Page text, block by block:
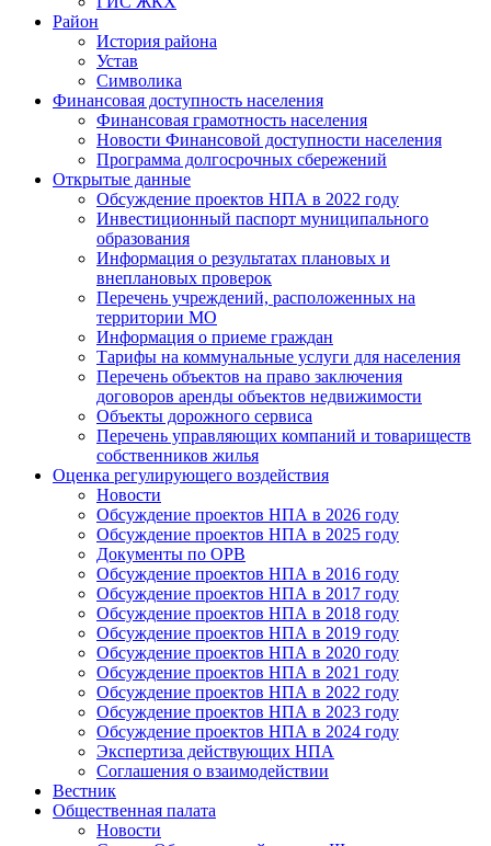
Район
История района
Устав
Символика
Финансовая доступность населения
Финансовая грамотность населения
Новости Финансовой доступности населения
Программа долгосрочных сбережений
Открытые данные
Обсуждение проектов НПА в 2022 году
Инвестиционный паспорт муниципального
образования
Информация о результатах плановых и
внеплановых проверок
Перечень учреждений, расположенных на
территории МО
Информация о приеме граждан
Тарифы на коммунальные услуги для населения
Перечень объектов на право заключения
договоров аренды объектов недвижимости
Объекты дорожного сервиса
Перечень управляющих компаний и товариществ
собственников жилья
Оценка регулирующего воздействия
Новости
Обсуждение проектов НПА в 2026 году
Обсуждение проектов НПА в 2025 году
Документы по ОРВ
Обсуждение проектов НПА в 2016 году
Обсуждение проектов НПА в 2017 году
Обсуждение проектов НПА в 2018 году
Обсуждение проектов НПА в 2019 году
Обсуждение проектов НПА в 2020 году
Обсуждение проектов НПА в 2021 году
Обсуждение проектов НПА в 2022 году
Обсуждение проектов НПА в 2023 году
Обсуждение проектов НПА в 2024 году
Экспертиза действующих НПА
Соглашения о взаимодействии
Вестник
Общественная палата
Новости